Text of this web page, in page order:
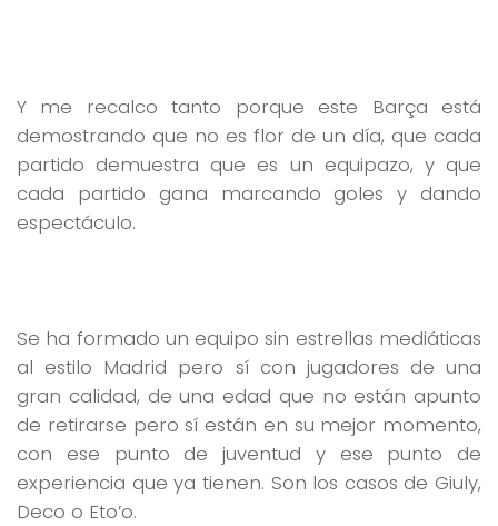
Y me recalco tanto porque este Barça está
demostrando que no es flor de un día, que cada
partido demuestra que es un equipazo, y que
cada partido gana marcando goles y dando
espectáculo.
Se ha formado un equipo sin estrellas mediáticas
al estilo Madrid pero sí con jugadores de una
gran calidad, de una edad que no están apunto
de retirarse pero sí están en su mejor momento,
con ese punto de juventud y ese punto de
experiencia que ya tienen. Son los casos de Giuly,
Deco o Eto’o.